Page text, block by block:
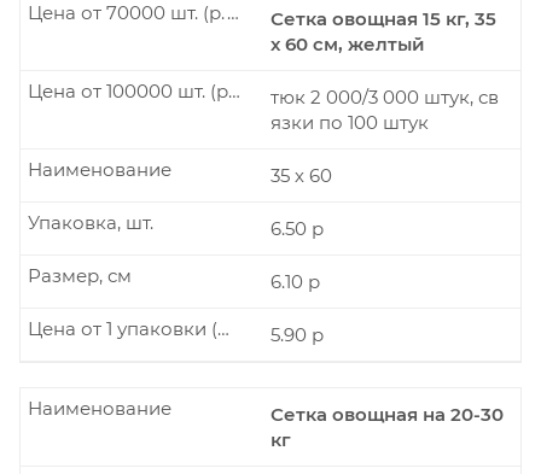
Сетка овощная 15 кг, 35
х 60 см, желтый
Цена от 70000 шт. (р./шт.)
тюк 2 000/3 000 штук, св
язки по 100 штук
Цена от 100000 шт. (р./шт.)
35 х 60
Наименование
6.50 р
Упаковка, шт.
6.10 р
Размер, см
5.90 р
Цена от 1 упаковки (р./шт.)
Сетка овощная на 20-30
кг
Наименование